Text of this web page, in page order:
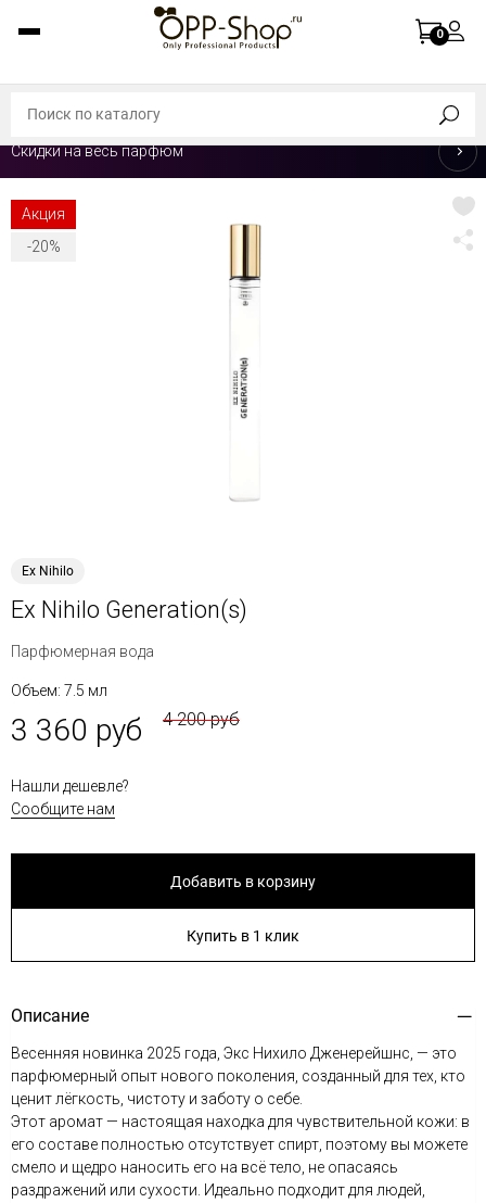
0
Скидки на весь парфюм
Акция
-20%
Ex Nihilo
Ex Nihilo Generation(s)
Парфюмерная вода
Объем: 7.5 мл
3 360 руб 4 200 руб
Нашли дешевле?
Сообщите нам
Добавить в корзину
Купить в 1 клик
Описание
Весенняя новинка 2025 года, Экс Нихило Дженерейшнс, — это
парфюмерный опыт нового поколения, созданный для тех, кто
ценит лёгкость, чистоту и заботу о себе.
Этот аромат — настоящая находка для чувствительной кожи: в
его составе полностью отсутствует спирт, поэтому вы можете
смело и щедро наносить его на всё тело, не опасаясь
раздражений или сухости. Идеально подходит для людей,